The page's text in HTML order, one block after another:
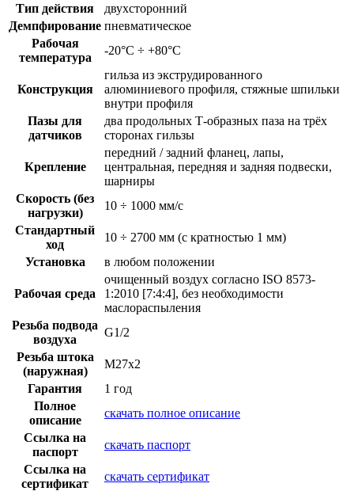
Тип действия
двухсторонний
Демпфирование пневматическое
Рабочая
температура
-20°C ÷ +80°C
Конструкция
гильза из экструдированного
алюминиевого профиля, стяжные шпильки
внутри профиля
Пазы для
датчиков
два продольных Т-образных паза на трёх
сторонах гильзы
Крепление
передний / задний фланец, лапы,
центральная, передняя и задняя подвески,
шарниры
Скорость (без
нагрузки)
10 ÷ 1000 мм/с
Стандартный
ход
10 ÷ 2700 мм (с кратностью 1 мм)
Установка
в любом положении
Рабочая среда
очищенный воздух согласно ISO 8573-
1:2010 [7:4:4], без необходимости
маслораспыления
Резьба подвода
воздуха
G1/2
Резьба штока
(наружная)
M27x2
Гарантия
1 год
Полное
описание
скачать полное описание
Ссылка на
паспорт
скачать паспорт
Ссылка на
сертификат
скачать сертификат